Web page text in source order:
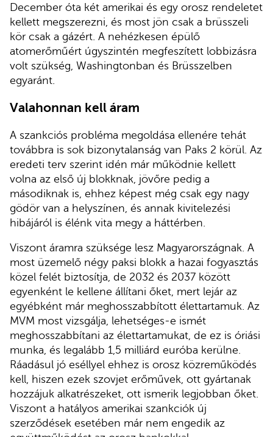
December óta két amerikai és egy orosz rendeletet
kellett megszerezni, és most jön csak a brüsszeli
kör csak a gázért. A nehézkesen épülő
atomerőműért úgyszintén megfeszített lobbizásra
volt szükség, Washingtonban és Brüsszelben
egyaránt.
Valahonnan kell áram
A szankciós probléma megoldása ellenére tehát
továbbra is sok bizonytalanság van Paks 2 körül. Az
eredeti terv szerint idén már működnie kellett
volna az első új blokknak, jövőre pedig a
másodiknak is, ehhez képest még csak egy nagy
gödör van a helyszínen, és annak kivitelezési
hibájáról is élénk vita megy a háttérben.
Viszont áramra szüksége lesz Magyarországnak. A
most üzemelő négy paksi blokk a hazai fogyasztás
közel felét biztosítja, de 2032 és 2037 között
egyenként le kellene állítani őket, mert lejár az
egyébként már meghosszabbított élettartamuk. Az
MVM most vizsgálja, lehetséges-e ismét
meghosszabbítani az élettartamukat, de ez is óriási
munka, és legalább 1,5 milliárd euróba kerülne.
Ráadásul jó eséllyel ehhez is orosz közreműködés
kell, hiszen ezek szovjet erőművek, ott gyártanak
hozzájuk alkatrészeket, ott ismerik legjobban őket.
Viszont a hatályos amerikai szankciók új
szerződések esetében már nem engedik az